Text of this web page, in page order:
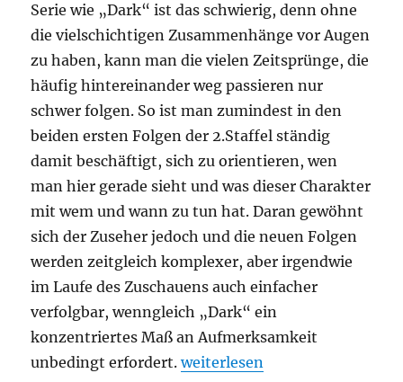
Serie wie „Dark“ ist das schwierig, denn ohne
die vielschichtigen Zusammenhänge vor Augen
zu haben, kann man die vielen Zeitsprünge, die
häufig hintereinander weg passieren nur
schwer folgen. So ist man zumindest in den
beiden ersten Folgen der 2.Staffel ständig
damit beschäftigt, sich zu orientieren, wen
man hier gerade sieht und was dieser Charakter
mit wem und wann zu tun hat. Daran gewöhnt
sich der Zuseher jedoch und die neuen Folgen
werden zeitgleich komplexer, aber irgendwie
im Laufe des Zuschauens auch einfacher
verfolgbar, wenngleich „Dark“ ein
konzentriertes Maß an Aufmerksamkeit
unbedingt erfordert.„Dark – 2.Staffel“
weiterlesen